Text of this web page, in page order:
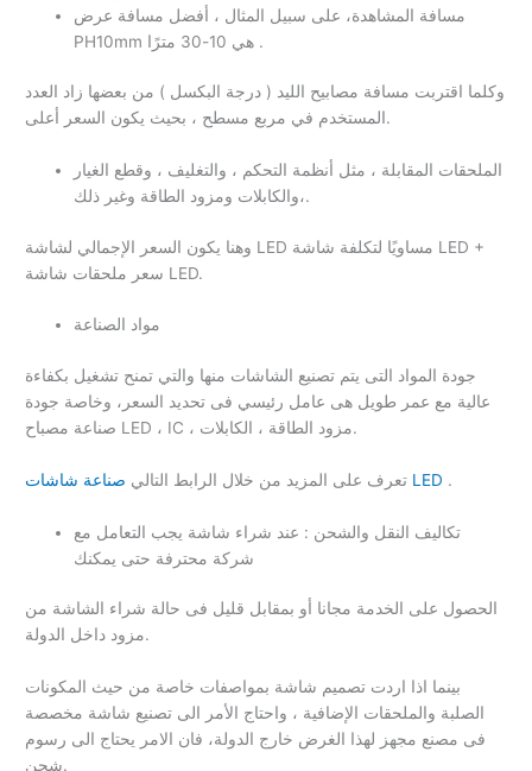
مسافة المشاهدة، على سبيل المثال ، أفضل مسافة عرض
PH10mm هي 10-30 مترًا .
وكلما اقتربت مسافة مصابيح الليد ( درجة البكسل ) من بعضها زاد العدد
المستخدم في مربع مسطح ، بحيث يكون السعر أعلى.
الملحقات المقابلة ، مثل أنظمة التحكم ، والتغليف ، وقطع الغيار
،والكابلات ومزود الطاقة وغير ذلك.
وهنا يكون السعر الإجمالي لشاشة LED مساويًا لتكلفة شاشة LED +
سعر ملحقات شاشة LED.
مواد الصناعة
جودة المواد التى يتم تصنيع الشاشات منها والتي تمنح تشغيل بكفاءة
عالية مع عمر طويل هى عامل رئيسي فى تحديد السعر، وخاصة جودة
صناعة مصباح LED ، IC ، مزود الطاقة ، الكابلات.
تعرف على المزيد من خلال الرابط التالي صناعة شاشات LED .
تكاليف النقل والشحن : عند شراء شاشة يجب التعامل مع
شركة محترفة حتى يمكنك
الحصول على الخدمة مجانا أو بمقابل قليل فى حالة شراء الشاشة من
مزود داخل الدولة.
بينما اذا اردت تصميم شاشة بمواصفات خاصة من حيث المكونات
الصلبة والملحقات الإضافية ، واحتاج الأمر الى تصنيع شاشة مخصصة
فى مصنع مجهز لهذا الغرض خارج الدولة، فان الامر يحتاج الى رسوم
شحن.